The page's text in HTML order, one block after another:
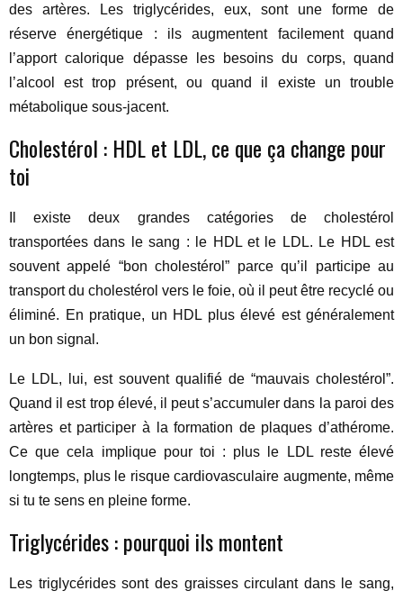
des artères. Les triglycérides, eux, sont une forme de
réserve énergétique : ils augmentent facilement quand
l’apport calorique dépasse les besoins du corps, quand
l’alcool est trop présent, ou quand il existe un trouble
métabolique sous-jacent.
Cholestérol : HDL et LDL, ce que ça change pour
toi
Il existe deux grandes catégories de cholestérol
transportées dans le sang : le HDL et le LDL. Le HDL est
souvent appelé “bon cholestérol” parce qu’il participe au
transport du cholestérol vers le foie, où il peut être recyclé ou
éliminé. En pratique, un HDL plus élevé est généralement
un bon signal.
Le LDL, lui, est souvent qualifié de “mauvais cholestérol”.
Quand il est trop élevé, il peut s’accumuler dans la paroi des
artères et participer à la formation de plaques d’athérome.
Ce que cela implique pour toi : plus le LDL reste élevé
longtemps, plus le risque cardiovasculaire augmente, même
si tu te sens en pleine forme.
Triglycérides : pourquoi ils montent
Les triglycérides sont des graisses circulant dans le sang,